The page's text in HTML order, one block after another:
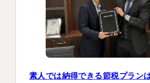
素人では納得できる節税プラン